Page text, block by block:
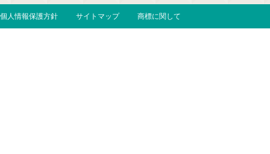
個人情報保護方針 サイトマップ 商標に関して